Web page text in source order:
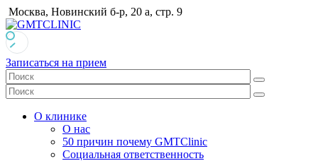
Москва, Новинский б-р, 20 а, стр. 9
Записаться на прием
О клинике
О нас
50 причин почему GMTClinic
Социальная ответственность